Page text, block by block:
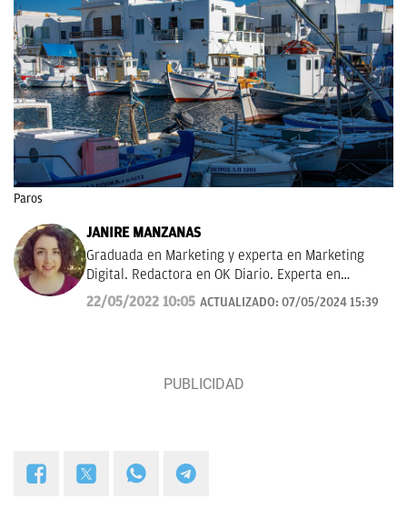
Paros
JANIRE MANZANAS
Graduada en Marketing y experta en Marketing
Digital. Redactora en OK Diario. Experta en
curiosidades, mascotas, consumo y Lotería de
Navidad.
22/05/2022 10:05 ACTUALIZADO: 07/05/2024 15:39